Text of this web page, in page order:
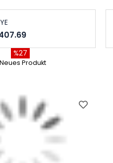
%27
Neues Produkt